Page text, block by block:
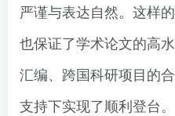
严谨与表达自然。这样
也保证了学术论文的高
汇编、跨国科研项目的
支持下实现了顺利登台。